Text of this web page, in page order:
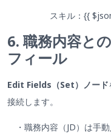
スキル：{{
6. 職務内容と
フィール
Edit Fields（Set）ノード
接続します。
・職務内容（JD）は手